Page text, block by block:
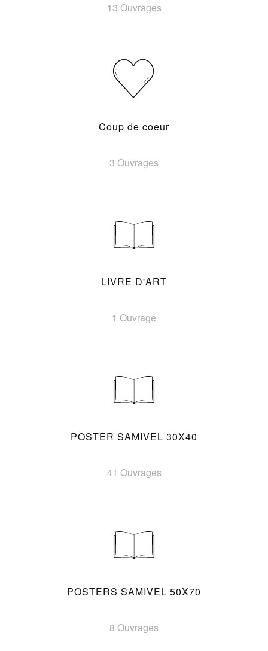
13 Ouvrages
Coup de coeur
3 Ouvrages
LIVRE D'ART
1 Ouvrage
POSTER SAMIVEL 30X40
41 Ouvrages
POSTERS SAMIVEL 50X70
8 Ouvrages